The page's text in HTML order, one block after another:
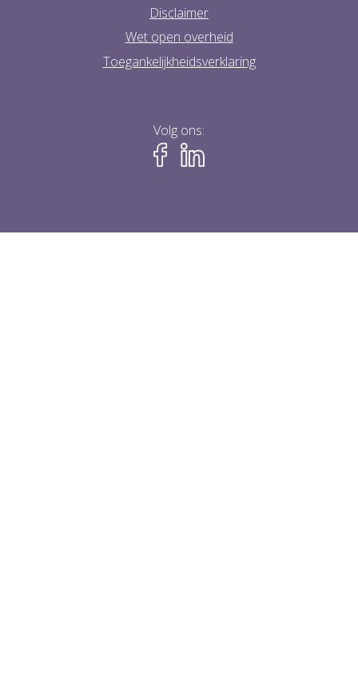
Disclaimer
Wet open overheid
Toegankelijkheidsverklaring
Volg ons: